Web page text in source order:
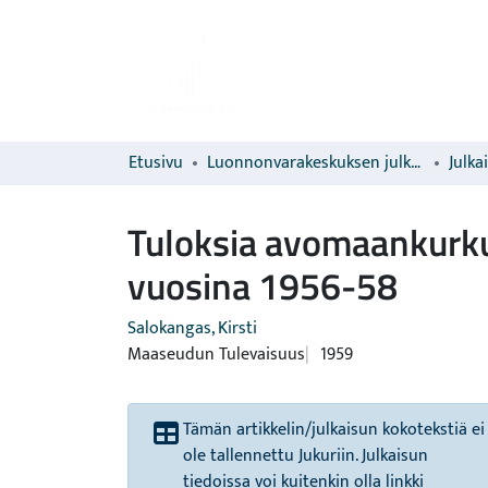
Etusivu Luonnonvarakeskuksen julkaisut
Tuloksia
vuosina 1956-58
Salokangas, Kirsti
Maaseudun Tulevaisuus 1959
Tämän artikkelin/julkaisun kokotekstiä ei
ole tallennettu Jukuriin. Julkaisun
tiedoissa voi kuitenkin olla linkki